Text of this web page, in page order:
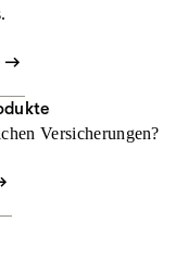
Versicherungen?